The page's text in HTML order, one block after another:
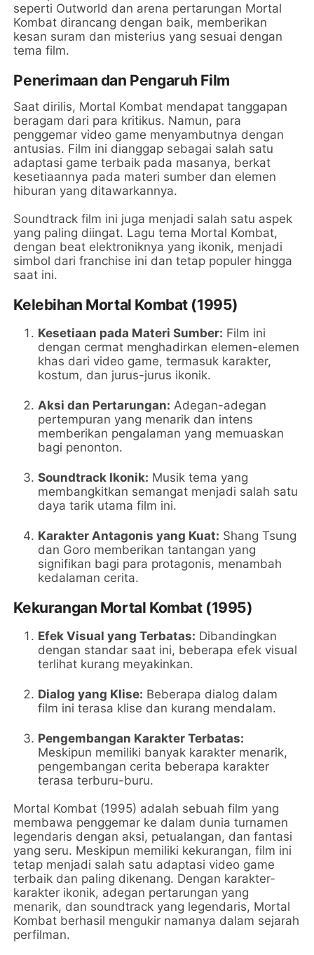
seperti Outworld dan arena pertarungan Mortal
Kombat dirancang dengan baik, memberikan
kesan suram dan misterius yang sesuai dengan
tema film.
Penerimaan dan Pengaruh Film
Saat dirilis, Mortal Kombat mendapat tanggapan
beragam dari para kritikus. Namun, para
penggemar video game menyambutnya dengan
antusias. Film ini dianggap sebagai salah satu
adaptasi game terbaik pada masanya, berkat
kesetiaannya pada materi sumber dan elemen
hiburan yang ditawarkannya.
Soundtrack film ini juga menjadi salah satu aspek
yang paling diingat. Lagu tema Mortal Kombat,
dengan beat elektroniknya yang ikonik, menjadi
simbol dari franchise ini dan tetap populer hingga
saat ini.
Kelebihan Mortal Kombat (1995)
Kesetiaan pada Materi Sumber: Film ini
dengan cermat menghadirkan elemen-elemen
khas dari video game, termasuk karakter,
kostum, dan jurus-jurus ikonik.
Aksi dan Pertarungan: Adegan-adegan
pertempuran yang menarik dan intens
memberikan pengalaman yang memuaskan
bagi penonton.
Soundtrack Ikonik: Musik tema yang
membangkitkan semangat menjadi salah satu
daya tarik utama film ini.
Karakter Antagonis yang Kuat: Shang Tsung
dan Goro memberikan tantangan yang
signifikan bagi para protagonis, menambah
kedalaman cerita.
Kekurangan Mortal Kombat (1995)
Efek Visual yang Terbatas: Dibandingkan
dengan standar saat ini, beberapa efek visual
terlihat kurang meyakinkan.
Dialog yang Klise: Beberapa dialog dalam
film ini terasa klise dan kurang mendalam.
Pengembangan Karakter Terbatas:
Meskipun memiliki banyak karakter menarik,
pengembangan cerita beberapa karakter
terasa terburu-buru.
Mortal Kombat (1995) adalah sebuah film yang
membawa penggemar ke dalam dunia turnamen
legendaris dengan aksi, petualangan, dan fantasi
yang seru. Meskipun memiliki kekurangan, film ini
tetap menjadi salah satu adaptasi video game
terbaik dan paling dikenang. Dengan karakter-
karakter ikonik, adegan pertarungan yang
menarik, dan soundtrack yang legendaris, Mortal
Kombat berhasil mengukir namanya dalam sejarah
perfilman.